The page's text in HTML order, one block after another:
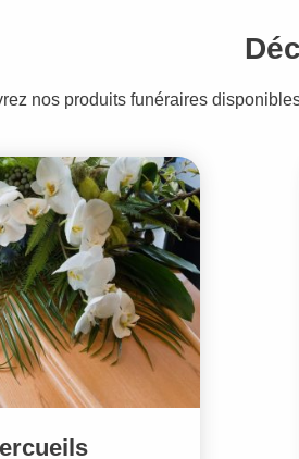
nos produits funéraires